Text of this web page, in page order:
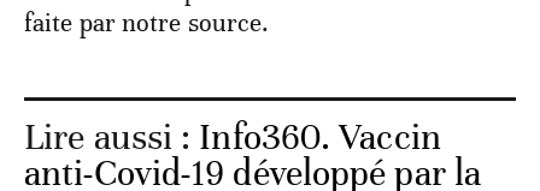
faite par notre source.
Lire aussi : Info360. Vaccin
anti-Covid-19 développé par la